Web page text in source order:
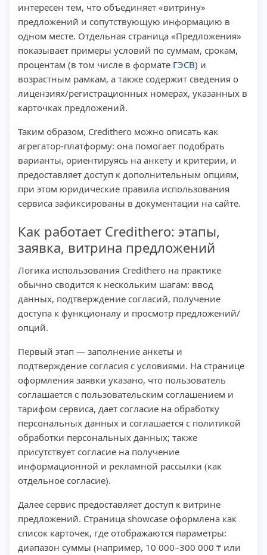
интересен тем, что объединяет «витрину»
предложений и сопутствующую информацию в
одном месте. Отдельная страница «Предложения»
показывает примеры условий по суммам, срокам,
процентам (в том числе в формате ГЭСВ) и
возрастным рамкам, а также содержит сведения о
лицензиях/регистрационных номерах, указанных в
карточках предложений.
Таким образом, Credithero можно описать как
агрегатор-платформу: она помогает подобрать
варианты, ориентируясь на анкету и критерии, и
предоставляет доступ к дополнительным опциям,
при этом юридические правила использования
сервиса зафиксированы в документации на сайте.
Как работает Credithero: этапы,
заявка, витрина предложений
Логика использования Credithero на практике
обычно сводится к нескольким шагам: ввод
данных, подтверждение согласий, получение
доступа к функционалу и просмотр предложений/
опций.
Первый этап — заполнение анкеты и
подтверждение согласия с условиями. На странице
оформления заявки указано, что пользователь
соглашается с пользовательским соглашением и
тарифом сервиса, дает согласие на обработку
персональных данных и соглашается с политикой
обработки персональных данных; также
присутствует согласие на получение
информационной и рекламной рассылки (как
отдельное согласие).
Далее сервис предоставляет доступ к витрине
предложений. Страница showcase оформлена как
список карточек, где отображаются параметры:
диапазон суммы (например, 10 000–300 000 ₸ или